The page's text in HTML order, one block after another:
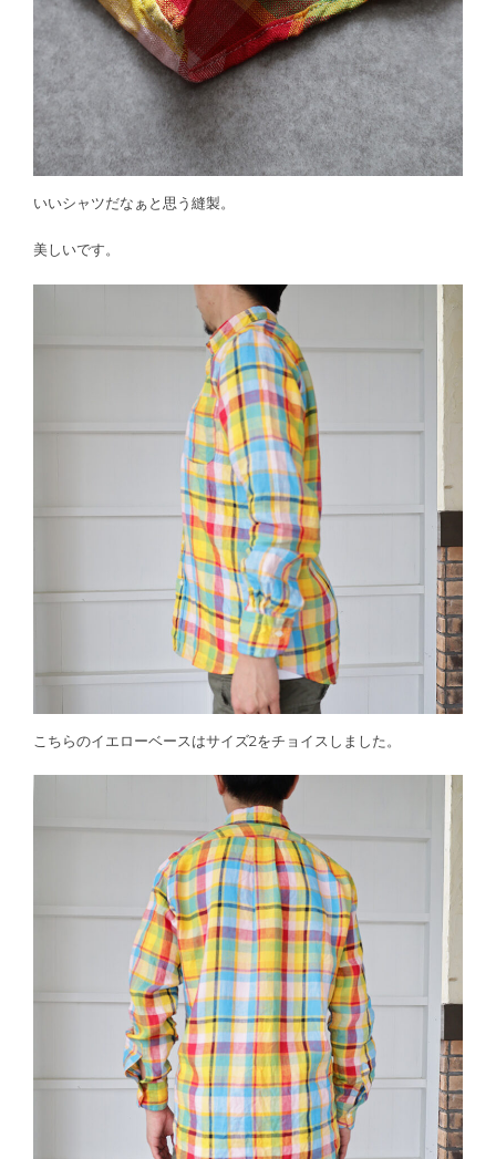
いいシャツだなぁと思う縫製。
美しいです。
こちらのイエローベースはサイズ2をチョイスしました。